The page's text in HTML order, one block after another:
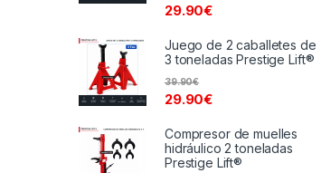
29.90€
Juego de 2 caballetes de
3 toneladas Prestige Lift®
29.90€
39.90€
Compresor de muelles
hidráulico 2 toneladas
Prestige Lift®